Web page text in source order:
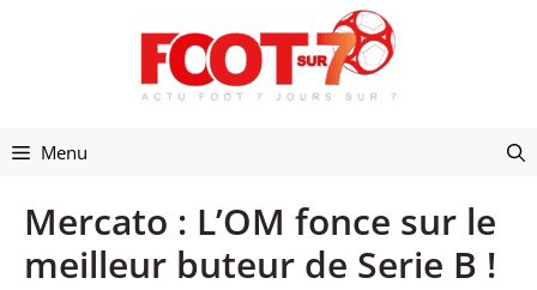
Menu
Mercato : L’OM fonce sur le
meilleur buteur de Serie B !